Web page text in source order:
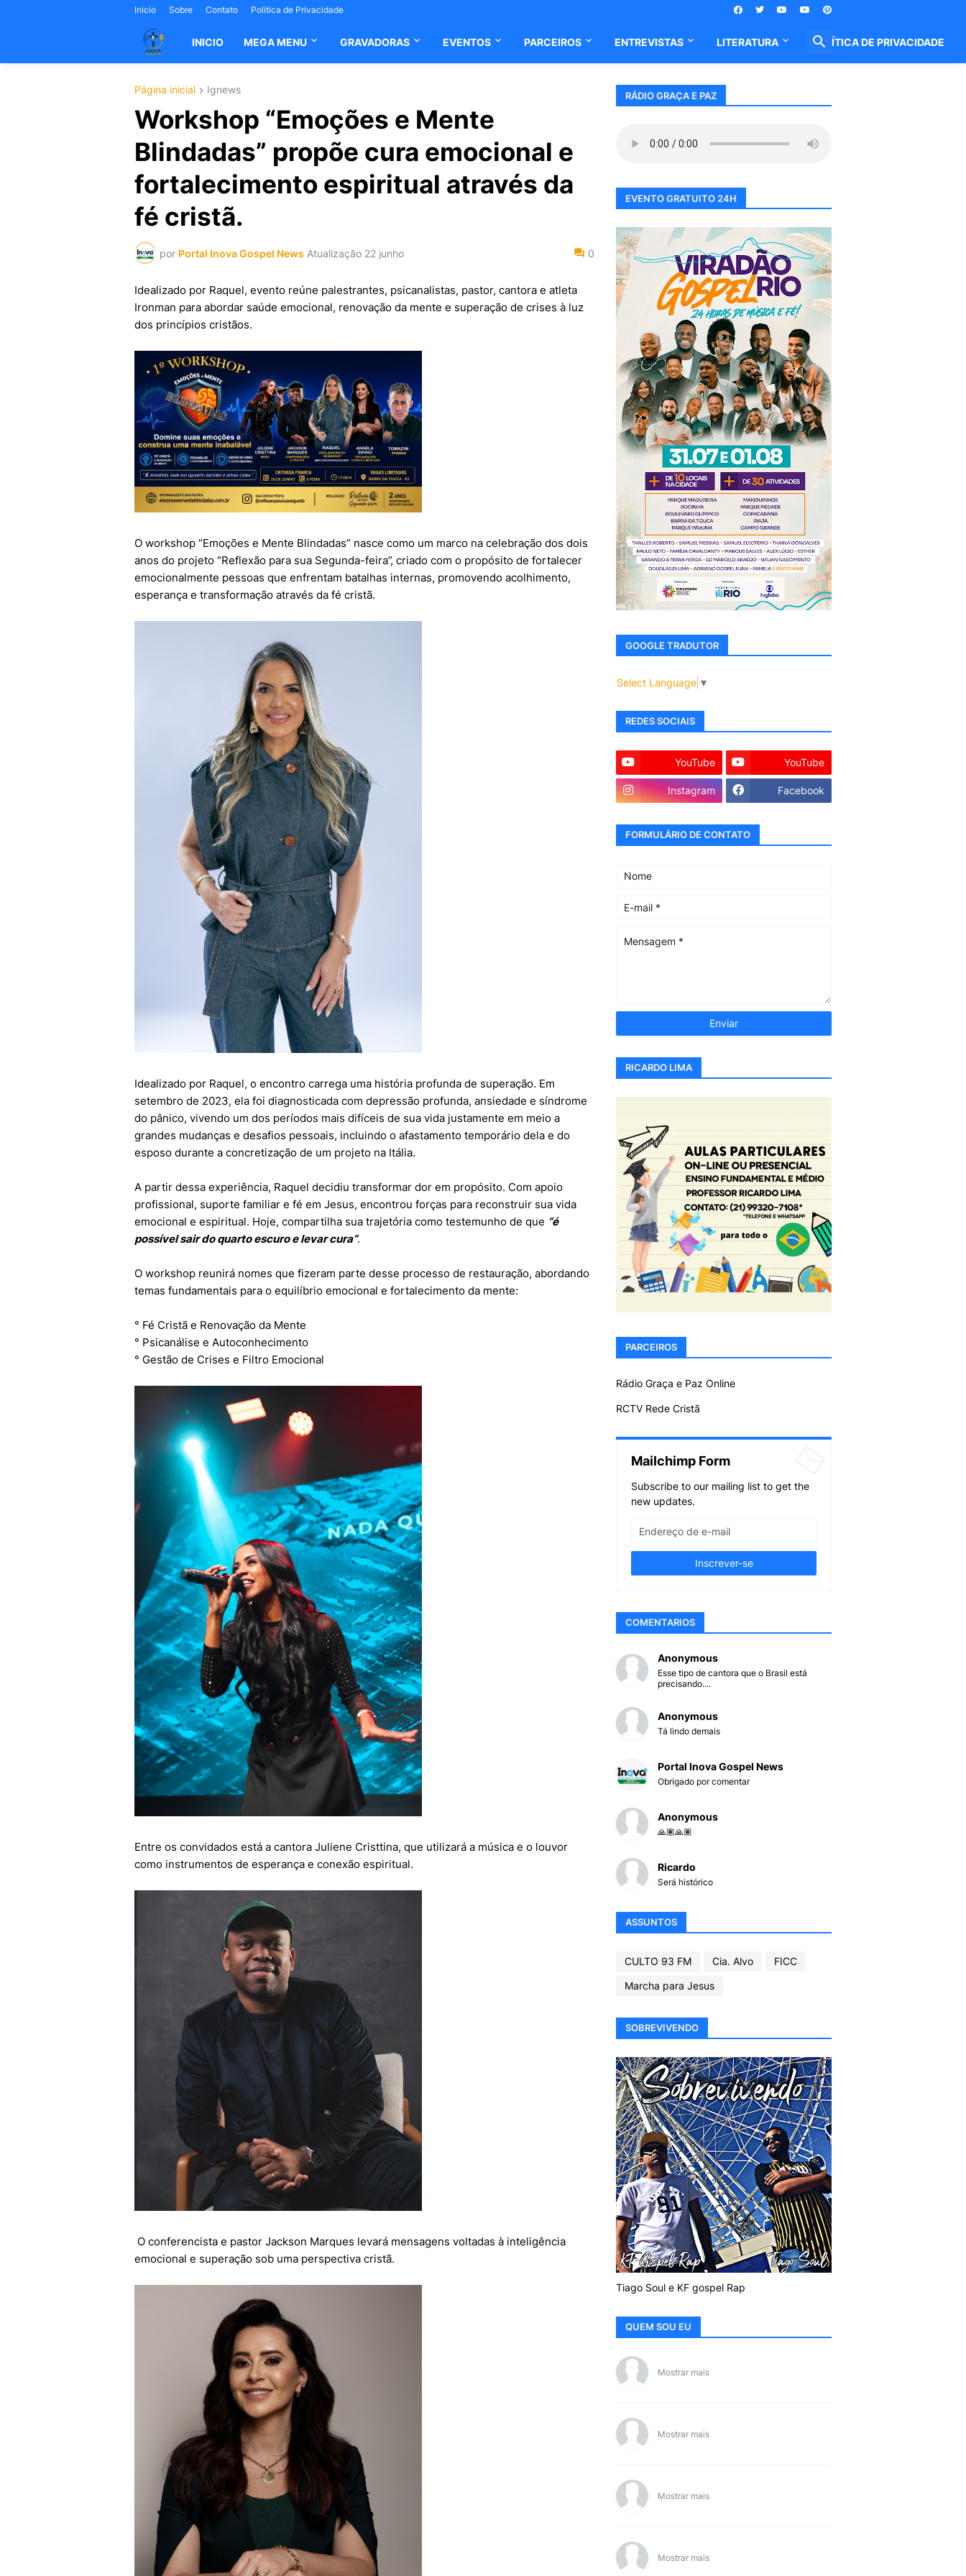
Inicio Sobre Contato Politica de Privacidade
INICIO MEGA MENU GRAVADORAS EVENTOS PARCEIROS ENTREVISTAS LITERATURA POLÍTICA DE PRIVACIDADE
Página inicial Ignews
Workshop “Emoções e Mente
Blindadas” propõe cura emocional e
fortalecimento espiritual através da
fé cristã.
por Portal Inova Gospel News Atualização 22 junho 0
Idealizado por Raquel, evento reúne palestrantes, psicanalistas, pastor, cantora e atleta
Ironman para abordar saúde emocional, renovação da mente e superação de crises à luz
dos princípios cristãos.
O workshop “Emoções e Mente Blindadas” nasce como um marco na celebração dos dois
anos do projeto “Reflexão para sua Segunda-feira”, criado com o propósito de fortalecer
emocionalmente pessoas que enfrentam batalhas internas, promovendo acolhimento,
esperança e transformação através da fé cristã.
Idealizado por Raquel, o encontro carrega uma história profunda de superação. Em
setembro de 2023, ela foi diagnosticada com depressão profunda, ansiedade e síndrome
do pânico, vivendo um dos períodos mais difíceis de sua vida justamente em meio a
grandes mudanças e desafios pessoais, incluindo o afastamento temporário dela e do
esposo durante a concretização de um projeto na Itália.
A partir dessa experiência, Raquel decidiu transformar dor em propósito. Com apoio
profissional, suporte familiar e fé em Jesus, encontrou forças para reconstruir sua vida
emocional e espiritual. Hoje, compartilha sua trajetória como testemunho de que “é
possível sair do quarto escuro e levar cura”.
O workshop reunirá nomes que fizeram parte desse processo de restauração, abordando
temas fundamentais para o equilíbrio emocional e fortalecimento da mente:
° Fé Cristã e Renovação da Mente
° Psicanálise e Autoconhecimento
° Gestão de Crises e Filtro Emocional
Entre os convidados está a cantora Juliene Cristtina, que utilizará a música e o louvor
como instrumentos de esperança e conexão espiritual.
O conferencista e pastor Jackson Marques levará mensagens voltadas à inteligência
emocional e superação sob uma perspectiva cristã.
RÁDIO GRAÇA E PAZ
EVENTO GRATUITO 24H
GOOGLE TRADUTOR
Select Language ▼
REDES SOCIAIS
YouTube YouTube
Instagram Facebook
FORMULÁRIO DE CONTATO
RICARDO LIMA
PARCEIROS
Rádio Graça e Paz Online
RCTV Rede Cristã
Mailchimp Form
Subscribe to our mailing list to get the
new updates.
COMENTARIOS
Anonymous
Esse tipo de cantora que o Brasil está
precisando....
Anonymous
Tá lindo demais
Portal Inova Gospel News
Obrigado por comentar
Anonymous
🙏🏽🙏🏽
Ricardo
Será histórico
ASSUNTOS
CULTO 93 FM Cia. Alvo
FICC
Marcha para Jesus
SOBREVIVENDO
Tiago Soul e KF gospel Rap
QUEM SOU EU
Mostrar mais
Mostrar mais
Mostrar mais
Mostrar mais